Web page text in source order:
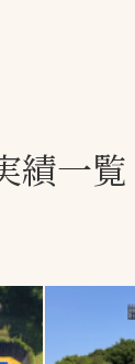
リー
スト
な人
績一覧